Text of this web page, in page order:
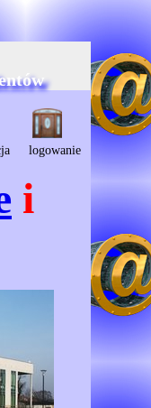
logowanie
i